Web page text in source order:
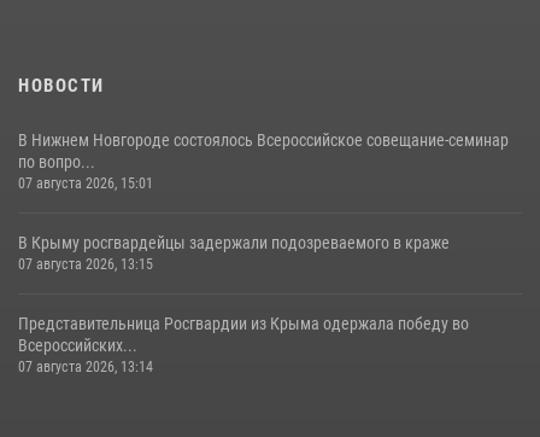
НОВОСТИ
В Нижнем Новгороде состоялось Всероссийское совещание-семинар
по вопро...
07 августа 2026, 15:01
В Крыму росгвардейцы задержали подозреваемого в краже
07 августа 2026, 13:15
Представительница Росгвардии из Крыма одержала победу во
Всероссийских...
07 августа 2026, 13:14